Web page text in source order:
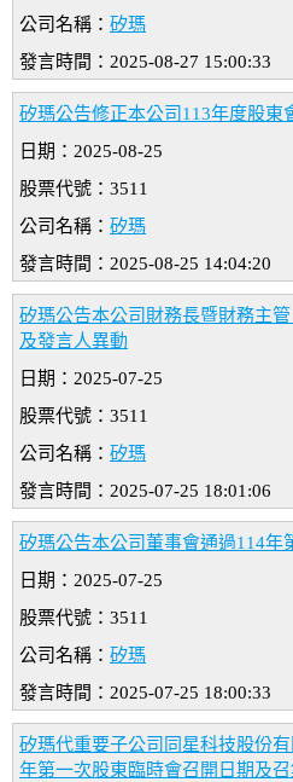
公司名稱： 矽瑪
發言時間：2025-08-27 15:00:33
矽瑪公告修正本公司113年度股東
日期：2025-08-25
股票代號：3511
公司名稱： 矽瑪
發言時間：2025-08-25 14:04:20
矽瑪公告本公司財務長暨財務主
及發言人異動
日期：2025-07-25
股票代號：3511
公司名稱： 矽瑪
發言時間：2025-07-25 18:01:06
矽瑪公告本公司董事會通過114年
日期：2025-07-25
股票代號：3511
公司名稱： 矽瑪
發言時間：2025-07-25 18:00:33
矽瑪代重要子公司同星科技股份
年第一次股東臨時會召開日期及